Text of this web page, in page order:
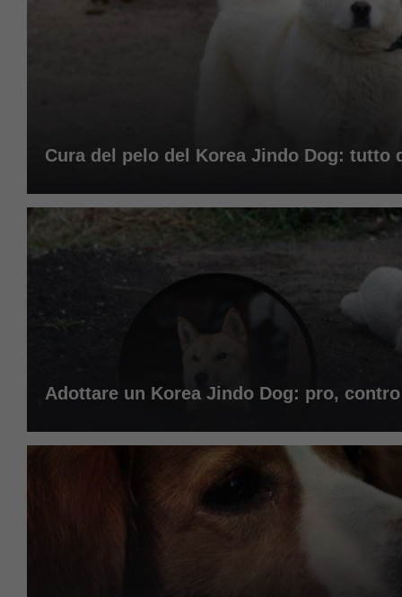
Cura del pelo del Korea Jindo Dog: tutto
Adottare un Korea Jindo Dog: pro,